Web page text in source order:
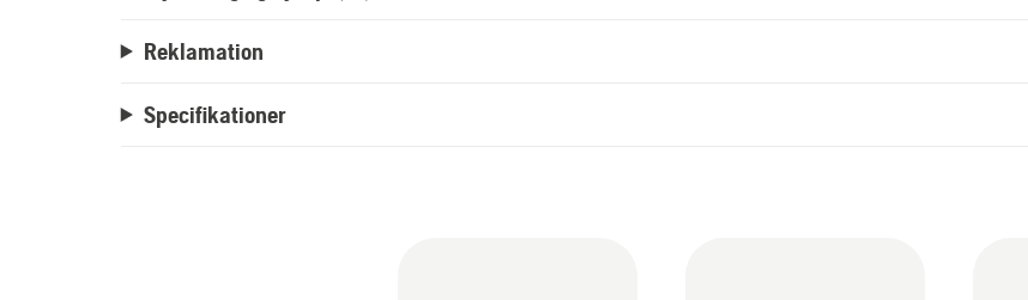
Reklamation
Specifikationer